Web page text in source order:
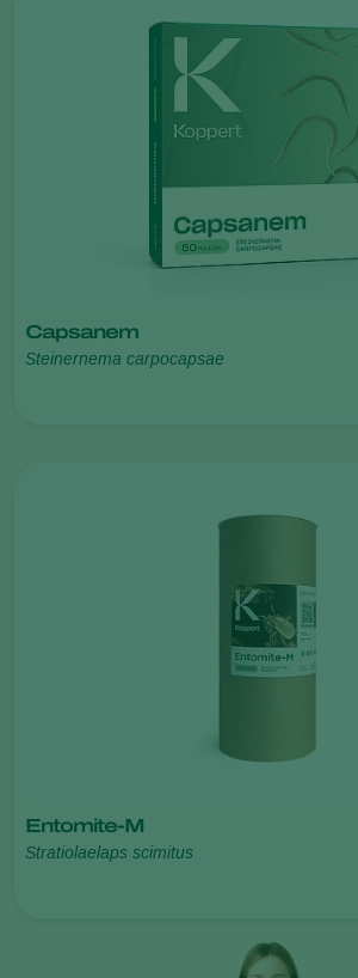
Capsanem
Steinernema carpocapsae
Entomite-M
Stratiolaelaps scimitus